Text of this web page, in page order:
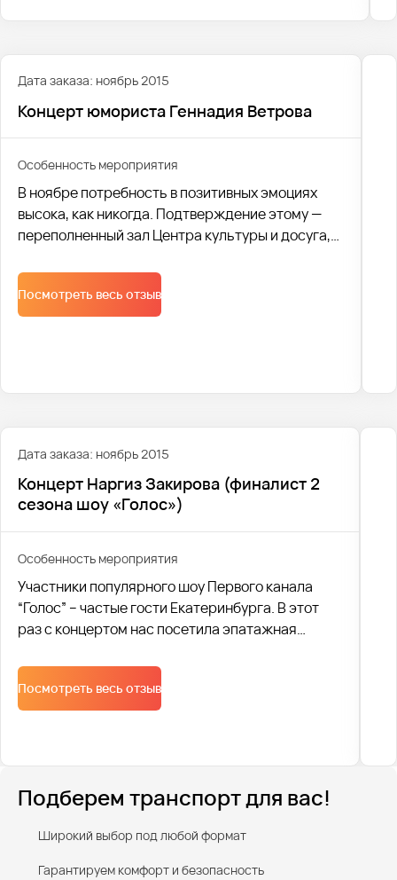
Дата заказа: ноябрь 2015
Концерт юмориста Геннадия Ветрова
Особенность мероприятия
В ноябре потребность в позитивных эмоциях
высока, как никогда. Подтверждение этому —
переполненный зал Центра культуры и досуга,
Ветрова.
Посмотреть весь отзыв
Дата заказа: ноябрь 2015
Концерт Наргиз Закирова (финалист 2
сезона шоу «Голос»)
Особенность мероприятия
Участники популярного шоу Первого канала
“Голос” – частые гости Екатеринбурга. В этот
раз с концертом нас посетила эпатажная
Посмотреть весь отзыв
Подберем транспорт для вас!
Широкий выбор под любой формат
Гарантируем комфорт и безопасность